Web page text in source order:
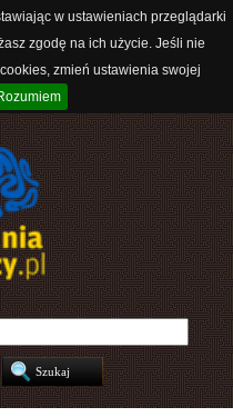
w ustawieniach przeglądarki
zgodę na ich użycie. Jeśli nie
zmień ustawienia swojej